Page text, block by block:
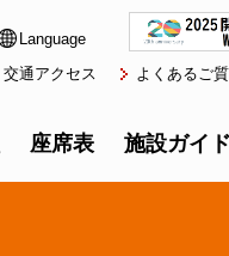
Language
交通アクセス
よくあるご
座席表 施設ガイド